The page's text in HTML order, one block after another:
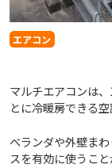
エアコン
マルチエアコンは
とに冷暖房できる空
ベランダや外壁ま
スを有効に使うこと